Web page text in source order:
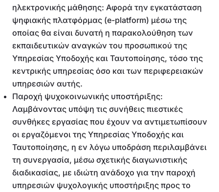
ηλεκτρονικής μάθησης: Αφορά την εγκατάσταση
ψηφιακής πλατφόρμας (e-platform) μέσω της
οποίας θα είναι δυνατή η παρακολούθηση των
εκπαιδευτικών αναγκών του προσωπικού της
Υπηρεσίας Υποδοχής και Ταυτοποίησης, τόσο της
κεντρικής υπηρεσίας όσο και των περιφερειακών
υπηρεσιών αυτής.
Παροχή ψυχοκοινωνικής υποστήριξης:
Λαμβάνοντας υπόψη τις συνήθεις πιεστικές
συνθήκες εργασίας που έχουν να αντιμετωπίσουν
οι εργαζόμενοι της Υπηρεσίας Υποδοχής και
Ταυτοποίησης, η εν λόγω υποδράση περιλαμβάνει
τη συνεργασία, μέσω σχετικής διαγωνιστικής
διαδικασίας, με ιδιώτη ανάδοχο για την παροχή
υπηρεσιών ψυχολογικής υποστήριξης προς το